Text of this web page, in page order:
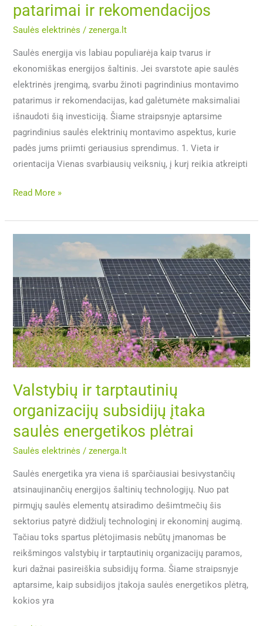
patarimai ir rekomendacijos
Saulės elektrinės /zenerga.lt
Saulės energija vis labiau populiarėja kaip tvarus ir
ekonomiškas energijos šaltinis. Jei svarstote apie saulės
elektrinės įrengimą, svarbu žinoti pagrindinius montavimo
patarimus ir rekomendacijas, kad galėtumėte maksimaliai
išnaudoti šią investiciją. Šiame straipsnyje aptarsime
pagrindinius saulės elektrinių montavimo aspektus, kurie
padės jums priimti geriausius sprendimus. 1. Vieta ir
orientacija Vienas svarbiausių veiksnių, į kurį reikia atkreipti
Read More »
Valstybių ir tarptautinių
organizacijų subsidijų įtaka
saulės energetikos plėtrai
Saulės elektrinės /zenerga.lt
Saulės energetika yra viena iš sparčiausiai besivystančių
atsinaujinančių energijos šaltinių technologijų. Nuo pat
pirmųjų saulės elementų atsiradimo dešimtmečių šis
sektorius patyrė didžiulį technologinį ir ekonominį augimą.
Tačiau toks spartus plėtojimasis nebūtų įmanomas be
reikšmingos valstybių ir tarptautinių organizacijų paramos,
kuri dažnai pasireiškia subsidijų forma. Šiame straipsnyje
aptarsime, kaip subsidijos įtakoja saulės energetikos plėtrą,
kokios yra
organizacijų
subsidijų
įtaka
saulės
energetikos
plėtrai